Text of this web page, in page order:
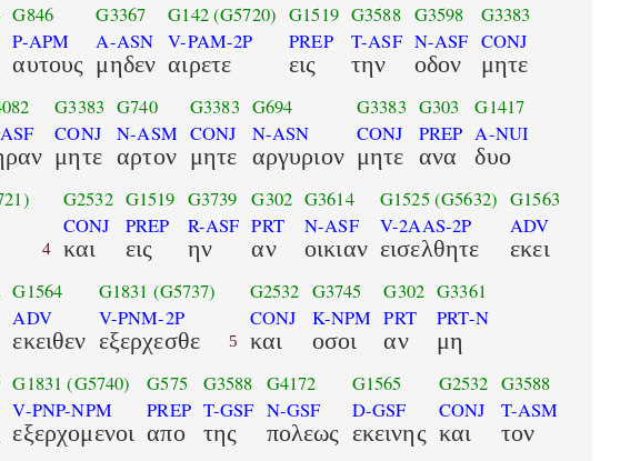
G846
P-APM
αυτους
G3367
A-ASN
μηδεν
G142(G5720)
V-PAM-2P
αιρετε
G1519
PREP
εις
G3588
T-ASF
την
G3598
N-ASF
οδον
G3383
CONJ
μητε
G3383
CONJ
μητε
G740
N-ASM
αρτον
G3383
CONJ
μητε
G694
N-ASN
αργυριον
G3383
CONJ
μητε
G303
PREP
ανα
G1417
A-NUI
δυο
4
G2532
CONJ
και
G1519
PREP
εις
G3739
R-ASF
ην
G302
PRT
αν
G3614
N-ASF
οικιαν
G1525(G5632)
V-2AAS-2P
εισελθητε
G1563
ADV
εκει
G1564
ADV
εκειθεν
G1831 (G5737)
V-PNM-2P
εξερχεσθε 5
G2532
CONJ
και
G3745
K-NPM
οσοι
G302
PRT
αν
G3361
PRT-N
μη
G1831 (G5740)
V-PNP-NPM
εξερχομενοι
G575
PREP
απο
G3588
T-GSF
της
G4172
N-GSF
πολεως
G1565
D-GSF
εκεινης
G2532
CONJ
και
G3588
T-ASM
τον